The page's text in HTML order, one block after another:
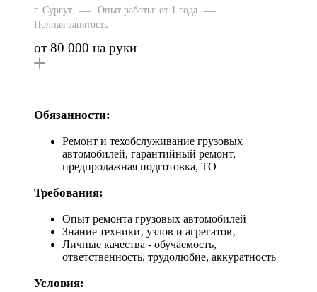
г. Сургут — Опыт работы: от 1 года —
Полная занятость
от 80 000 на руки
Обязанности:
Ремонт и техобслуживание грузовых
автомобилей, гарантийный ремонт,
предпродажная подготовка, ТО
Требования:
Опыт ремонта грузовых автомобилей
Знание техники‚ узлов и агрегатов‚
Личные качества - обучаемость,
ответственность, трудолюбие, аккуратность
Условия: